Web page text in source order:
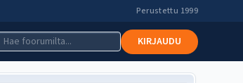
Perustettu 1999
KIRJAUDU